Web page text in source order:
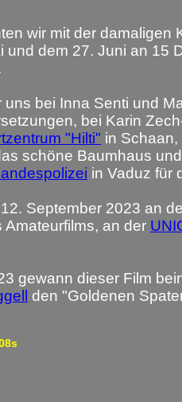
wir mit der damaligen
und dem 27. Juni an 15
bei Inna Senti und
bei Karin
"Hilti" in
schöne Baumhaus
in Vaduz für
September 2023 an
an der
gewann dieser Film
den "Goldenen